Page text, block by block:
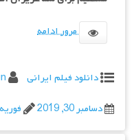
مرور ادامه
دانلود فیلم ایرانی
دسامبر 30, 2019
فوریه 1, 2020